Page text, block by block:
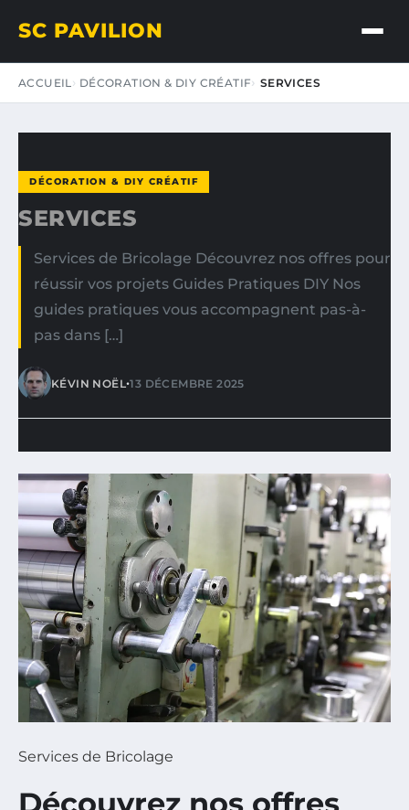
SC PAVILION
ACCUEIL DÉCORATION & DIY CRÉATIF SERVICES
DÉCORATION & DIY CRÉATIF
SERVICES
Services de Bricolage Découvrez nos offres pour
réussir vos projets Guides Pratiques DIY Nos
guides pratiques vous accompagnent pas-à-
pas dans […]
KÉVIN NOËL•13 DÉCEMBRE 2025
Services de Bricolage